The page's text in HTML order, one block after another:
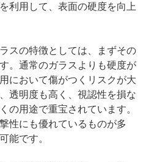
利用して、表面の硬度を向上
スの特徴としては、まずその
。通常のガラスよりも硬度が
において傷がつくリスクが大
透明度も高く、視認性を損な
の用途で重宝されています。
性にも優れているものが多
能です。